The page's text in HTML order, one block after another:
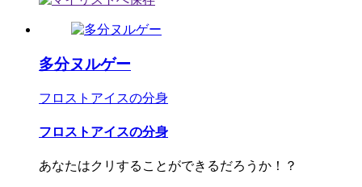
多分ヌルゲー
フロストアイスの分身
フロストアイスの分身
あなたはクリすることができるだろうか！？